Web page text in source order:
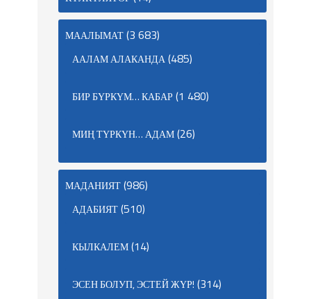
МААЛЫМАТ(3 683)
ААЛАМ АЛАКАНДА(485)
БИР БҮРКҮМ… КАБАР(1 480)
МИҢ ТҮРКҮН… АДАМ(26)
МАДАНИЯТ(986)
АДАБИЯТ(510)
КЫЛКАЛЕМ(14)
ЭСЕН БОЛУП, ЭСТЕЙ ЖҮР! (314)